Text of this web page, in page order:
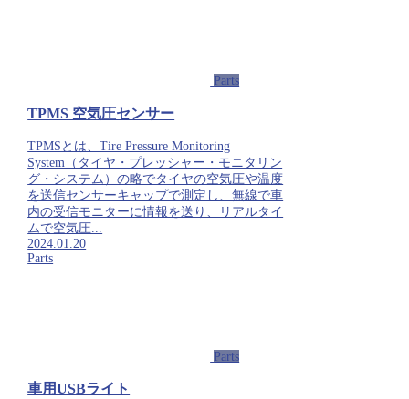
Parts
TPMS 空気圧センサー
TPMSとは、Tire Pressure Monitoring
System（タイヤ・プレッシャー・モニタリン
グ・システム）の略でタイヤの空気圧や温度
を送信センサーキャップで測定し、無線で車
内の受信モニターに情報を送り、リアルタイ
ムで空気圧...
2024.01.20
Parts
Parts
車用USBライト